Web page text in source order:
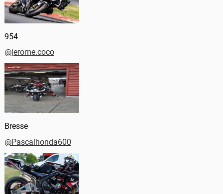
954
@jerome.coco
Bresse
@Pascalhonda600